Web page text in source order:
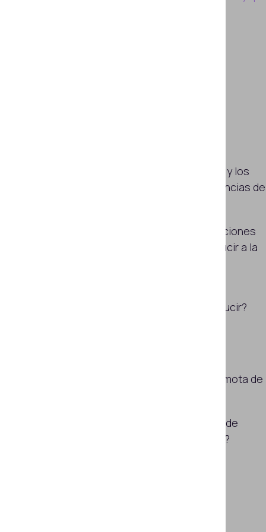
¿Cuáles son los elementos típicos y los
elementos de seguridad de las licencias de
¿Por qué son importantes las variaciones
en el diseño de la licencia de conducir a la
automatizada de licencias de conducir?
¿Cómo posibilitar la verificación remota de
¿Cómo implementar la verificación de
licencias de conducir a gran escala?